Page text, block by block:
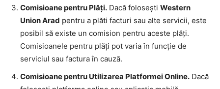
Comisioane pentru Plăți. Dacă folosești Western
Union Arad pentru a plăti facturi sau alte servicii, este
posibil să existe un comision pentru aceste plăți.
Comisioanele pentru plăți pot varia în funcție de
serviciul sau factura în cauză.
Comisioane pentru Utilizarea Platformei Online. Dacă